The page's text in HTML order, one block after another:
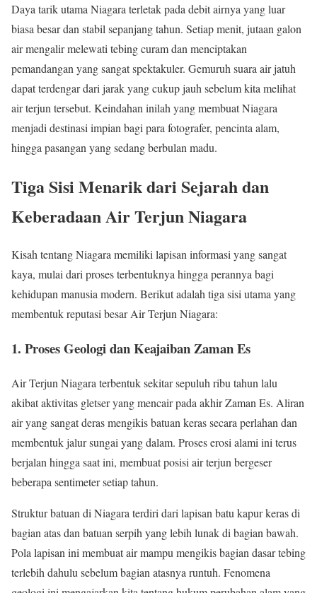
Daya tarik utama Niagara terletak pada debit airnya yang luar
biasa besar dan stabil sepanjang tahun. Setiap menit, jutaan galon
air mengalir melewati tebing curam dan menciptakan
pemandangan yang sangat spektakuler. Gemuruh suara air jatuh
dapat terdengar dari jarak yang cukup jauh sebelum kita melihat
air terjun tersebut. Keindahan inilah yang membuat Niagara
menjadi destinasi impian bagi para fotografer, pencinta alam,
hingga pasangan yang sedang berbulan madu.
Tiga Sisi Menarik dari Sejarah dan
Keberadaan Air Terjun Niagara
Kisah tentang Niagara memiliki lapisan informasi yang sangat
kaya, mulai dari proses terbentuknya hingga perannya bagi
kehidupan manusia modern. Berikut adalah tiga sisi utama yang
membentuk reputasi besar Air Terjun Niagara:
1. Proses Geologi dan Keajaiban Zaman Es
Air Terjun Niagara terbentuk sekitar sepuluh ribu tahun lalu
akibat aktivitas gletser yang mencair pada akhir Zaman Es. Aliran
air yang sangat deras mengikis batuan keras secara perlahan dan
membentuk jalur sungai yang dalam. Proses erosi alami ini terus
berjalan hingga saat ini, membuat posisi air terjun bergeser
beberapa sentimeter setiap tahun.
Struktur batuan di Niagara terdiri dari lapisan batu kapur keras di
bagian atas dan batuan serpih yang lebih lunak di bagian bawah.
Pola lapisan ini membuat air mampu mengikis bagian dasar tebing
terlebih dahulu sebelum bagian atasnya runtuh. Fenomena